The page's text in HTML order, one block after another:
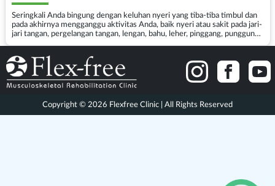
Seringkali Anda bingung dengan keluhan nyeri yang tiba-tiba timbul dan
pada akhirnya mengganggu aktivitas Anda, baik nyeri atau sakit pada jari-
jari tangan, pergelangan tangan, lengan, bahu, leher, pinggang, punggung,
Copyright © 2026 Flexfree Clinic | All Rights Reserved